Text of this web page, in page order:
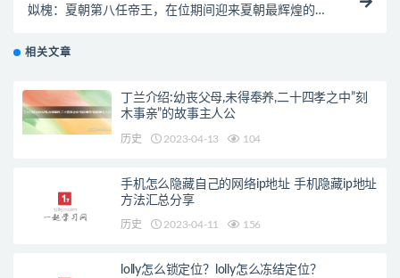
姒槐：夏朝第八任帝王，在位期间迎来夏朝最辉煌的时
相关文章
丁兰介绍:幼丧父母,未得奉养,二十四孝之中”刻
木事亲”的故事主人公
历史 2023-04-13 104
手机怎么隐藏自己的网络ip地址 手机隐藏ip地址
方法汇总分享
历史 2023-04-11 156
lolly怎么锁定位？lolly怎么冻结定位？